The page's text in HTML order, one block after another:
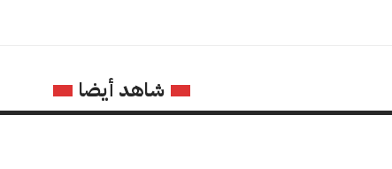
شاهد أيضا